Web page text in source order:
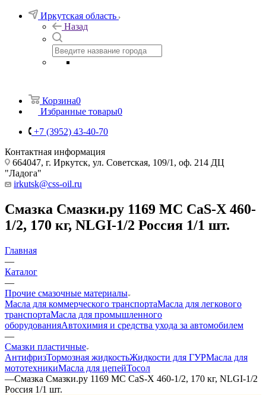
Иркутская область
Назад
Корзина0
Избранные товары0
+7 (3952) 43-40-70
Контактная информация
664047, г. Иркутск, ул. Советская, 109/1, оф. 214 ДЦ
"Ладога"
irkutsk@css-oil.ru
Смазка Смазки.ру 1169 МС CaS-X 460-
1/2, 170 кг, NLGI-1/2 Россия 1/1 шт.
Главная
—
Каталог
—
Прочие смазочные материалы
Масла для коммерческого транспортаМасла для легкового
транспортаМасла для промышленного
оборудованияАвтохимия и средства ухода за автомобилем
—
Смазки пластичные
АнтифризТормозная жидкостьЖидкости для ГУРМасла для
мототехникиМасла для цепейТосол
—Смазка Смазки.ру 1169 МС CaS-X 460-1/2, 170 кг, NLGI-1/2
Россия 1/1 шт.